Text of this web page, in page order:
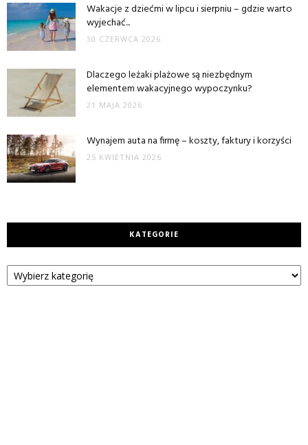
Wakacje z dziećmi w lipcu i sierpniu – gdzie warto
wyjechać...
30 CZERWCA 2026
Dlaczego leżaki plażowe są niezbędnym
elementem wakacyjnego wypoczynku?
21 MAJA 2026
Wynajem auta na firmę – koszty, faktury i korzyści
25 KWIETNIA 2026
KATEGORIE
Kategorie